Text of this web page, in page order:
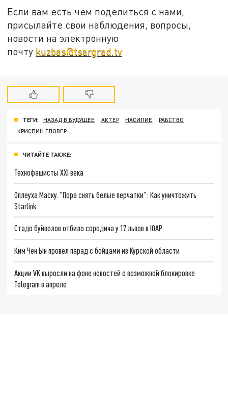
Если вам есть чем поделиться с нами,
присылайте свои наблюдения, вопросы,
новости на электронную
почту kuzbas@tsargrad.tv
ТЕГИ: НАЗАД В БУДУЩЕЕ АКТЕР НАСИЛИЕ
РАБСТВО
КРИСПИН ГЛОВЕР
ЧИТАЙТЕ ТАКЖЕ:
Технофашисты XXI века
Оплеуха Маску. "Пора снять белые перчатки": Как уничтожить
Starlink
Стадо буйволов отбило сородича у 17 львов в ЮАР
Ким Чен Ын провел парад с бойцами из Курской области
Акции VK выросли на фоне новостей о возможной блокировке
Telegram в апреле